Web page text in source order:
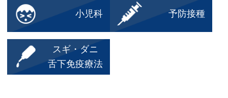
小児科 予防接種
スギ・ダニ
舌下免疫療法